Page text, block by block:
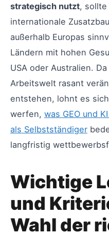
strategisch nutzt, sollte
internationale
außerhalb Europas
Ländern mit hohen
USA oder Australien.
Arbeitswelt rasant
entstehen, lohnt es
werfen, was GEO und
als Selbstständiger
langfristig
Wichtige
und
Wahl der